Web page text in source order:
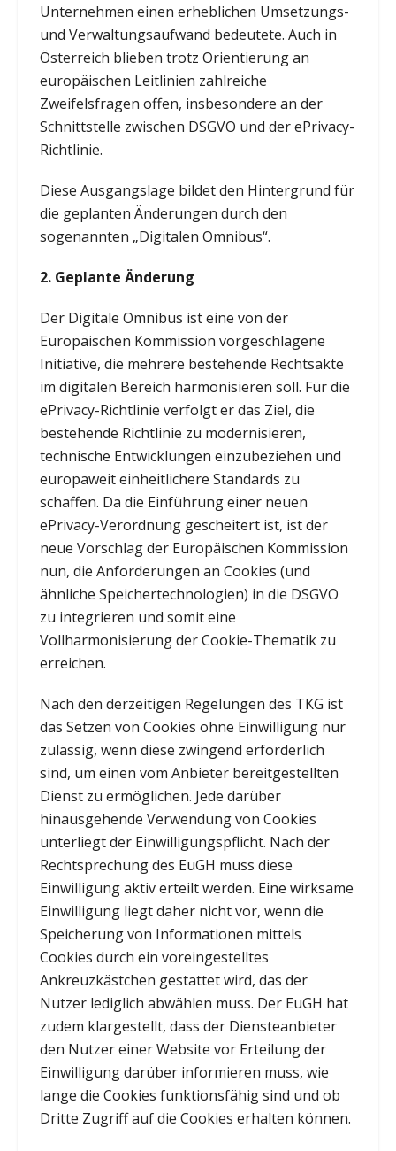
Unternehmen einen erheblichen Umsetzungs-
und Verwaltungsaufwand bedeutete. Auch in
Österreich blieben trotz Orientierung an
europäischen Leitlinien zahlreiche
Zweifelsfragen offen, insbesondere an der
Schnittstelle zwischen DSGVO und der ePrivacy-
Richtlinie.
Diese Ausgangslage bildet den Hintergrund für
die geplanten Änderungen durch den
sogenannten „Digitalen Omnibus“.
2. Geplante Änderung
Der Digitale Omnibus ist eine von der
Europäischen Kommission vorgeschlagene
Initiative, die mehrere bestehende Rechtsakte
im digitalen Bereich harmonisieren soll. Für die
ePrivacy-Richtlinie verfolgt er das Ziel, die
bestehende Richtlinie zu modernisieren,
technische Entwicklungen einzubeziehen und
europaweit einheitlichere Standards zu
schaffen. Da die Einführung einer neuen
ePrivacy-Verordnung gescheitert ist, ist der
neue Vorschlag der Europäischen Kommission
nun, die Anforderungen an Cookies (und
ähnliche Speichertechnologien) in die DSGVO
zu integrieren und somit eine
Vollharmonisierung der Cookie-Thematik zu
erreichen.
Nach den derzeitigen Regelungen des TKG ist
das Setzen von Cookies ohne Einwilligung nur
zulässig, wenn diese zwingend erforderlich
sind, um einen vom Anbieter bereitgestellten
Dienst zu ermöglichen. Jede darüber
hinausgehende Verwendung von Cookies
unterliegt der Einwilligungspflicht. Nach der
Rechtsprechung des EuGH muss diese
Einwilligung aktiv erteilt werden. Eine wirksame
Einwilligung liegt daher nicht vor, wenn die
Speicherung von Informationen mittels
Cookies durch ein voreingestelltes
Ankreuzkästchen gestattet wird, das der
Nutzer lediglich abwählen muss. Der EuGH hat
zudem klargestellt, dass der Diensteanbieter
den Nutzer einer Website vor Erteilung der
Einwilligung darüber informieren muss, wie
lange die Cookies funktionsfähig sind und ob
Dritte Zugriff auf die Cookies erhalten können.